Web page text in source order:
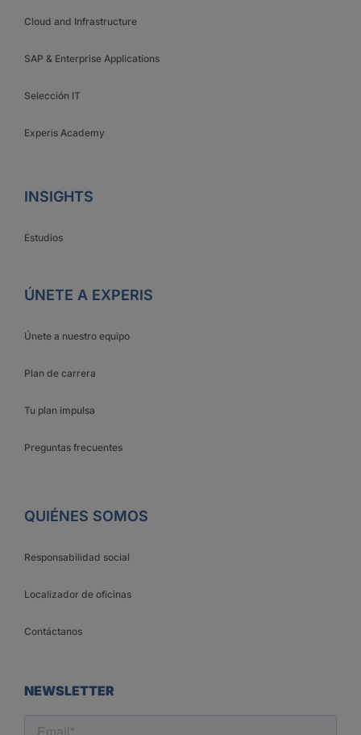
Cloud and Infrastructure
SAP & Enterprise Applications
Selección IT
Experis Academy
INSIGHTS
Estudios
ÚNETE A EXPERIS
Únete a nuestro equipo
Plan de carrera
Tu plan impulsa
Preguntas frecuentes
QUIÉNES SOMOS
Responsabilidad social
Localizador de oficinas
Contáctanos
NEWSLETTER